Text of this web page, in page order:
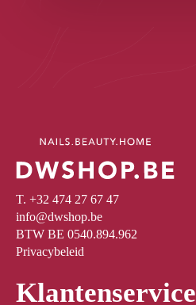
T. +32 474 27 67 47
info@dwshop.be
BTW BE 0540.894.962
Privacybeleid
Klantenservice